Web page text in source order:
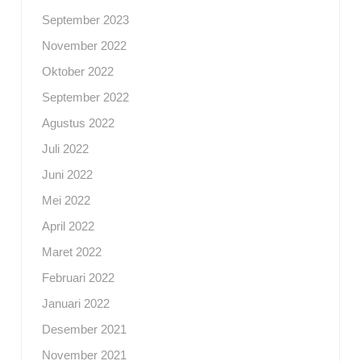
September 2023
November 2022
Oktober 2022
September 2022
Agustus 2022
Juli 2022
Juni 2022
Mei 2022
April 2022
Maret 2022
Februari 2022
Januari 2022
Desember 2021
November 2021